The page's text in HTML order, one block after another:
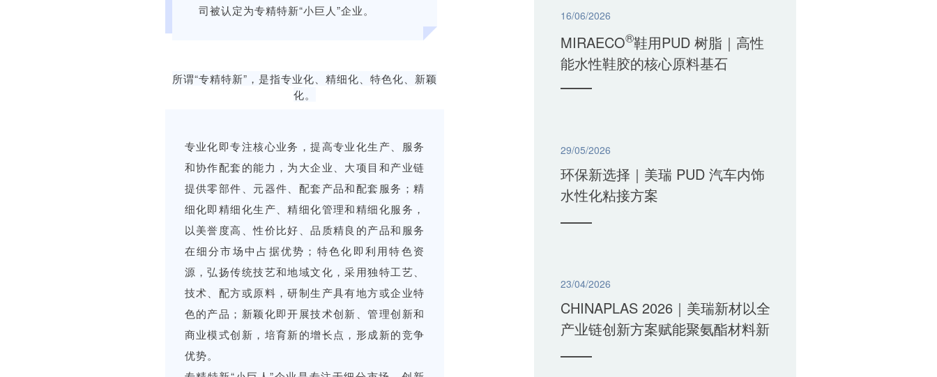
司被认定为专精特新“小巨人”企业。
所谓“专精特新”，是指专业化、精细化、特色化、新颖
化。
专业化即专注核心业务，提高专业化生产、服务
和协作配套的能力，为大企业、大项目和产业链
提供零部件、元器件、配套产品和配套服务；精
细化即精细化生产、精细化管理和精细化服务，
以美誉度高、性价比好、品质精良的产品和服务
在细分市场中占据优势；特色化即利用特色资
源，弘扬传统技艺和地域文化，采用独特工艺、
技术、配方或原料，研制生产具有地方或企业特
色的产品；新颖化即开展技术创新、管理创新和
商业模式创新，培育新的增长点，形成新的竞争
优势。
16/06/2026
MIRAECO®鞋用PUD 树脂｜高性
能水性鞋胶的核心原料基石
29/05/2026
环保新选择｜美瑞 PUD 汽车内饰
水性化粘接方案
23/04/2026
CHINAPLAS 2026｜美瑞新材以全
产业链创新方案赋能聚氨酯材料新